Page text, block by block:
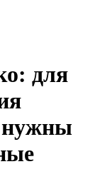
для
нужны